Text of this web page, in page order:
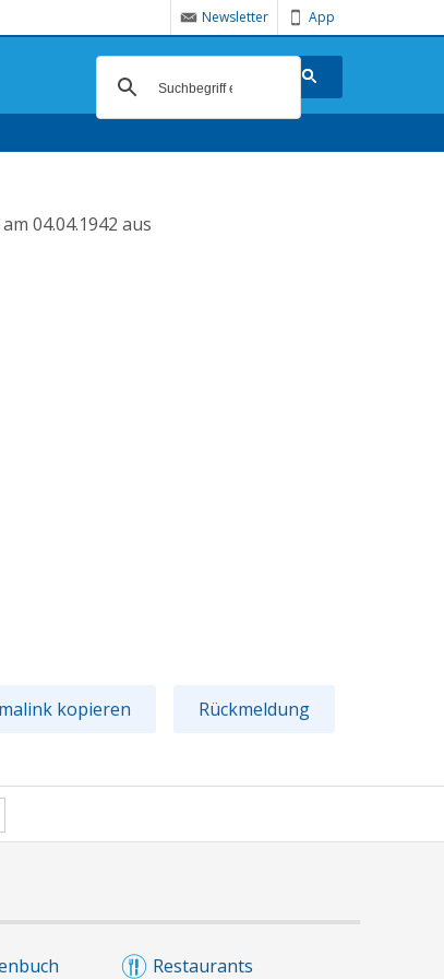
Newsletter App
04.04.1942 aus
Rückmeldung
kopieren
Restaurants